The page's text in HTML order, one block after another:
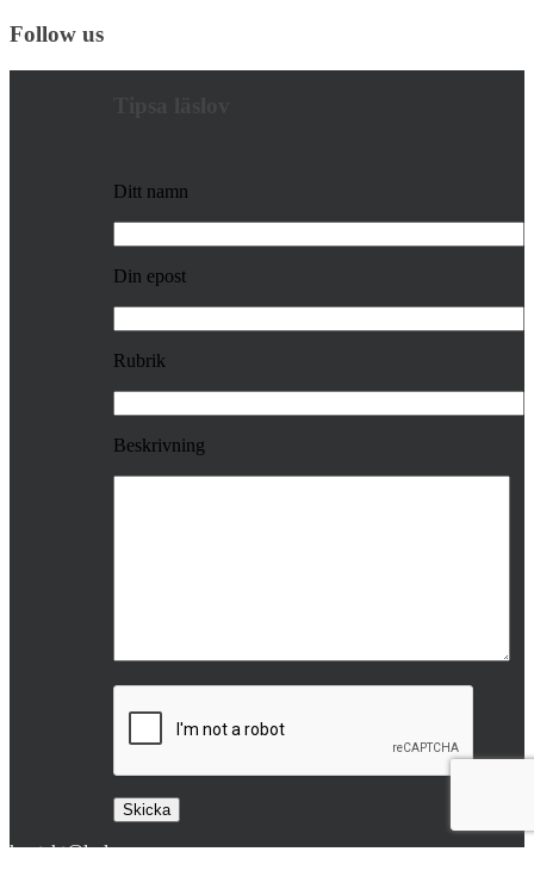
Follow us
Ditt namn
Din epost
Rubrik
Beskrivning
kontakt@laslov.se